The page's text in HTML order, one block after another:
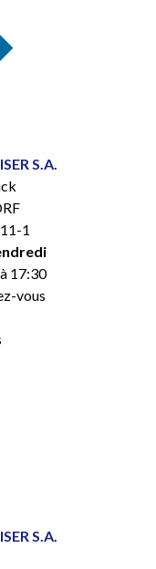
S.A.
1
17:30
vous
S.A.